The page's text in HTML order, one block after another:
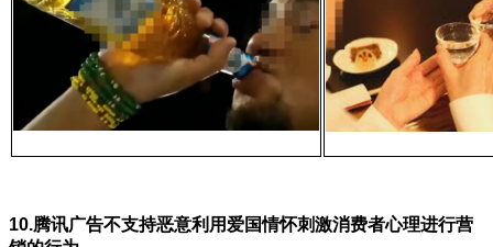
10.腾讯广告不支持恶意利用爱国情怀刺激消费者心理进行营